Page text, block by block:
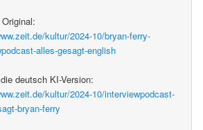
kultur/2024-10/bryan-ferry-
alles-gesagt-english
deutsch KI-Version:
kultur/2024-10/interviewpodcast-
bryan-ferry